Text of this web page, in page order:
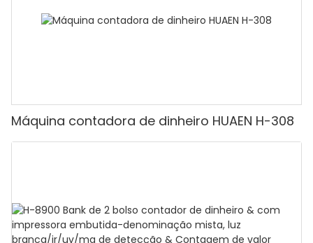
Máquina contadora de dinheiro HUAEN H-308